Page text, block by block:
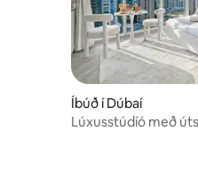
Íbúð í Dúbaí
Lúxusstúdíó með